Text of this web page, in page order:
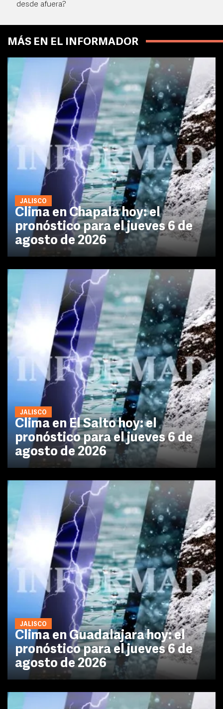
desde afuera?
MÁS EN EL INFORMADOR
JALISCO
Clima en Chapala hoy: el
pronóstico para el jueves 6 de
agosto de 2026
JALISCO
Clima en El Salto hoy: el
pronóstico para el jueves 6 de
agosto de 2026
JALISCO
Clima en Guadalajara hoy: el
pronóstico para el jueves 6 de
agosto de 2026